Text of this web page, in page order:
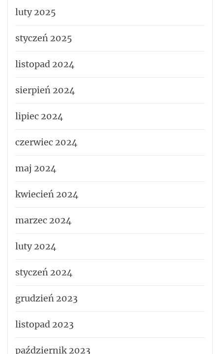
luty 2025
styczeń 2025
listopad 2024
sierpień 2024
lipiec 2024
czerwiec 2024
maj 2024
kwiecień 2024
marzec 2024
luty 2024
styczeń 2024
grudzień 2023
listopad 2023
październik 2023